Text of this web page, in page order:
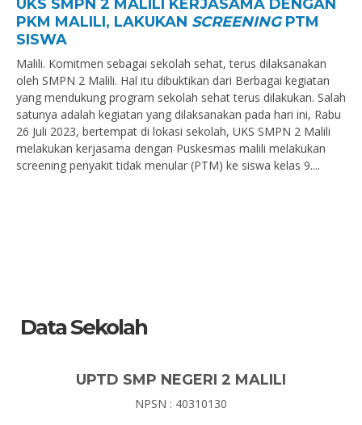
UKS SMPN 2 MALILI KERJASAMA DENGAN
PKM MALILI, LAKUKAN SCREENINGPTM
SISWA
Malili. Komitmen sebagai sekolah sehat, terus dilaksanakan
oleh SMPN 2 Malili. Hal itu dibuktikan dari Berbagai kegiatan
yang mendukung program sekolah sehat terus dilakukan. Salah
satunya adalah kegiatan yang dilaksanakan pada hari ini, Rabu
26 Juli 2023, bertempat di lokasi sekolah, UKS SMPN 2 Malili
melakukan kerjasama dengan Puskesmas malili melakukan
screening penyakit tidak menular (PTM) ke siswa kelas 9....
Data Sekolah
UPTD SMP NEGERI 2 MALILI
NPSN : 40310130